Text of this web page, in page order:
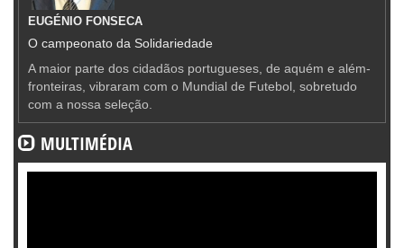
EUGÉNIO FONSECA
O campeonato da Solidariedade
A maior parte dos cidadãos portugueses, de aquém e além-
fronteiras, vibraram com o Mundial de Futebol, sobretudo
com a nossa seleção.
MULTIMÉDIA